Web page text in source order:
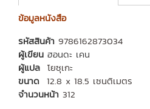
ข้อมูลหนังสือ
รหัสสินค้า
ผู้เขียน ฮอนดะ เคน
ผู้แปล โยซุเกะ
ขนาด 12.8 x 18.5 เซนติเมตร
จำนวนหน้า 312